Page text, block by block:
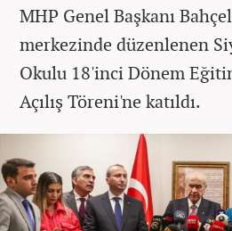
MHP Genel Başkanı
merkezinde düzenlenen
Okulu 18'inci Dönem
Açılış Töreni'ne katıldı.